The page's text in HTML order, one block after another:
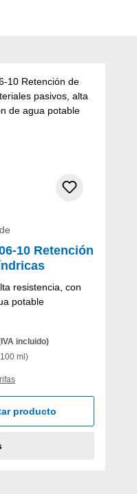
10 Retención
resistencia, con
potable
incluido)
ml)
producto